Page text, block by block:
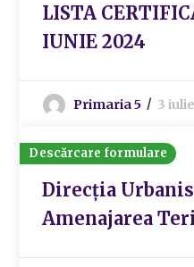
LISTA
IUNIE 2024
Primaria 5 3
Descărcare formulare
Direcția
Amenajarea